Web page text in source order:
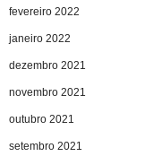
fevereiro 2022
janeiro 2022
dezembro 2021
novembro 2021
outubro 2021
setembro 2021